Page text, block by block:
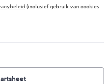
(inclusief gebruik van cookies